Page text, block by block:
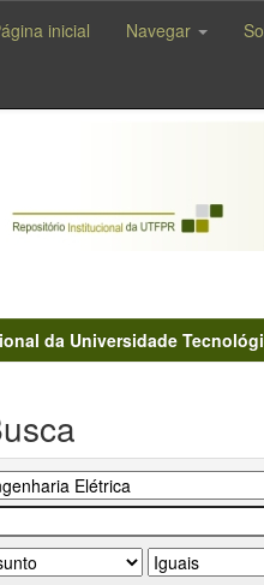
inicial Navegar
da Universidade